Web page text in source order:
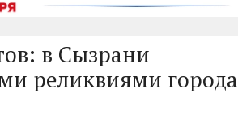
в Сызрани
реликвиями города